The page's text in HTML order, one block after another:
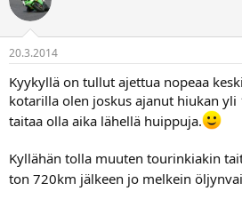
20.3.2014
Kyykyllä on tullut ajettua nopeaa
kotarilla olen joskus ajanut hiukan yli
taitaa olla aika lähellä huippuja.
Kyllähän tolla muuten tourinkiakin
ton 720km jälkeen jo melkein